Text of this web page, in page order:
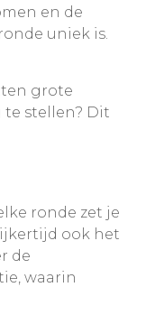
en de
uniek is.
grote
stellen? Dit
ronde zet je
ook het
de
waarin